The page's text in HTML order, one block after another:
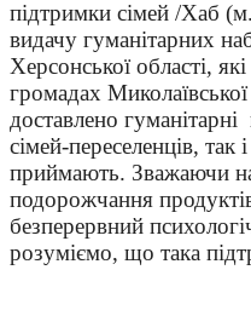
підтримки сімей /Хаб
видачу гуманітарних
Херсонської області,
громадах
доставлено
сімей-переселенців, так
приймають. Зважаючи
подорожчання
безперервний
розуміємо, що така